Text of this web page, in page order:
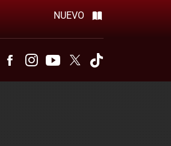
NUEVO
TelegramFacebookInstagramYoutubeTwitter